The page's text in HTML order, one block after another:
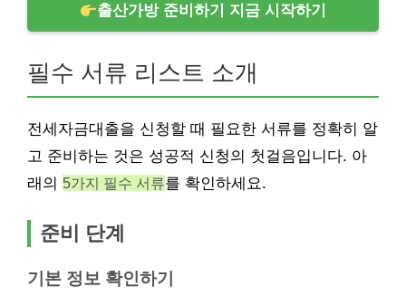
출산가방 준비하기 지금 시작하기
필수 서류 리스트 소개
전세자금대출을 신청할 때 필요한 서류를 정확히 알
고 준비하는 것은 성공적 신청의 첫걸음입니다. 아
래의 5가지 필수 서류를 확인하세요.
준비 단계
기본 정보 확인하기